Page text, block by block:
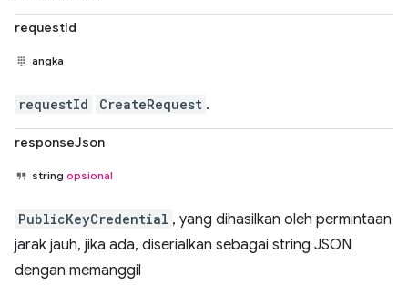
requestId
angka
requestId CreateRequest .
responseJson
string opsional
PublicKeyCredential , yang dihasilkan oleh permintaan
jarak jauh, jika ada, diserialkan sebagai string JSON
dengan memanggil